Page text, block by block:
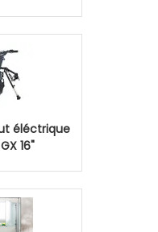
éléctrique
16"